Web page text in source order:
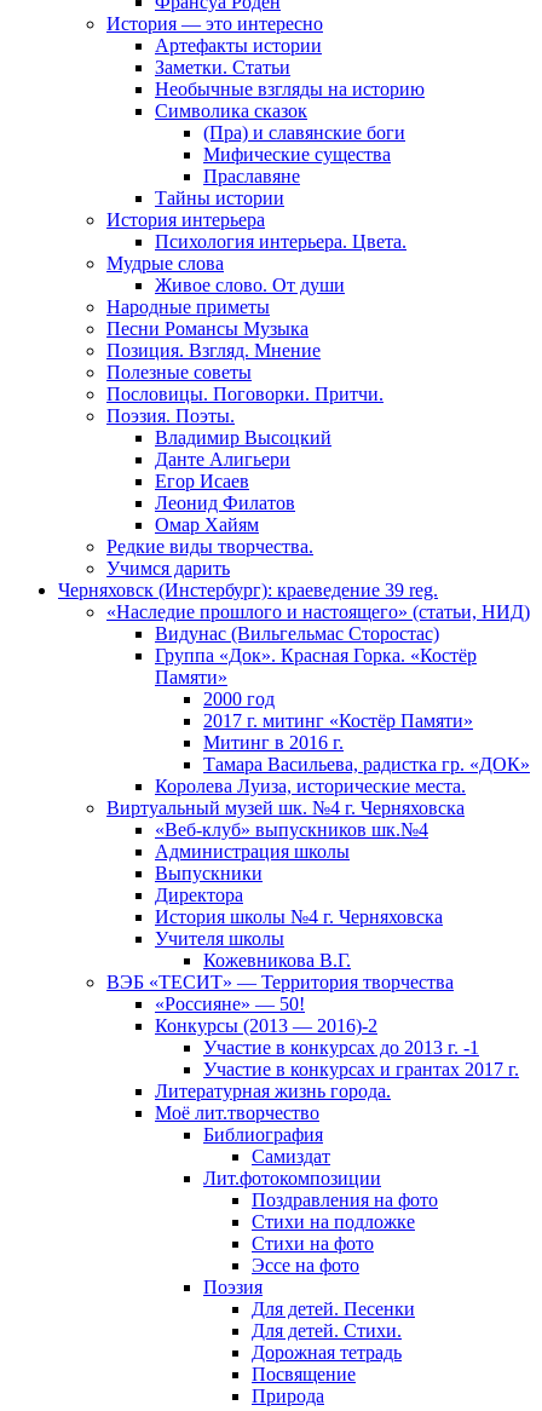
История — это интересно
Артефакты истории
Заметки. Статьи
Необычные взгляды на историю
Символика сказок
(Пра) и славянские боги
Мифические существа
Праславяне
Тайны истории
История интерьера
Психология интерьера. Цвета.
Мудрые слова
Живое слово. От души
Народные приметы
Песни Романсы Музыка
Позиция. Взгляд. Мнение
Полезные советы
Пословицы. Поговорки. Притчи.
Поэзия. Поэты.
Владимир Высоцкий
Данте Алигьери
Егор Исаев
Леонид Филатов
Омар Хайям
Редкие виды творчества.
Учимся дарить
Черняховск (Инстербург): краеведение 39 reg.
«Наследие прошлого и настоящего» (статьи, НИД)
Видунас (Вильгельмас Сторостас)
Группа «Док». Красная Горка. «Костёр
Памяти»
2000 год
2017 г. митинг «Костёр Памяти»
Митинг в 2016 г.
Тамара Васильева, радистка гр. «ДОК»
Королева Луиза, исторические места.
Виртуальный музей шк. №4 г. Черняховска
«Веб-клуб» выпускников шк.№4
Администрация школы
Выпускники
Директора
История школы №4 г. Черняховска
Учителя школы
Кожевникова В.Г.
ВЭБ «ТЕСИТ» — Территория творчества
«Россияне» — 50!
Конкурсы (2013 — 2016)-2
Участие в конкурсах до 2013 г. -1
Участие в конкурсах и грантах 2017 г.
Литературная жизнь города.
Моё лит.творчество
Библиография
Самиздат
Лит.фотокомпозиции
Поздравления на фото
Стихи на подложке
Стихи на фото
Эссе на фото
Поэзия
Для детей. Песенки
Для детей. Стихи.
Дорожная тетрадь
Посвящение
Природа